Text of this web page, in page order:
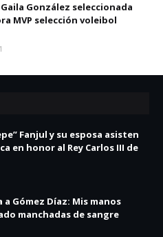
González seleccionada
MVP selección voleibol
Fanjul y su esposa asisten
en honor al Rey Carlos III de
a Gómez Díaz: Mis manos
manchadas de sangre